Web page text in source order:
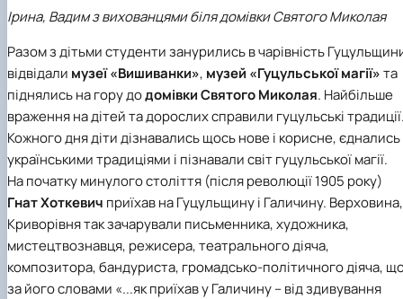
Ірина, Вадим з вихованцями біля домівки Святого Миколая
Разом з дітьми студенти занурились в чарівність
відвідали музеї «Вишиванки», музей «Гуцульської магії»та
піднялись на гору додомівки Святого Миколая. Найбільше
враження на дітей та дорослих справили гуцульські
Кожного дня діти дізнавались щось нове і корисне, єднались
українськими традиціями і пізнавали світ гуцульської магії.
На початку минулого століття (після революції 1905 року)
Гнат Хоткевич приїхав на Гуцульщину і Галичину. Верховина,
Криворівня так зачарували письменника, художника,
мистецтвознавця, режисера, театрального діяча,
композитора, бандуриста, громадсько-політичного діяча,
за його словами «...як приїхав у Галичину – від здивування